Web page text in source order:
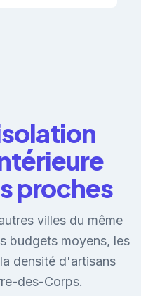
proches
villes du même
budgets moyens, les
densité d'artisans
des-Corps.